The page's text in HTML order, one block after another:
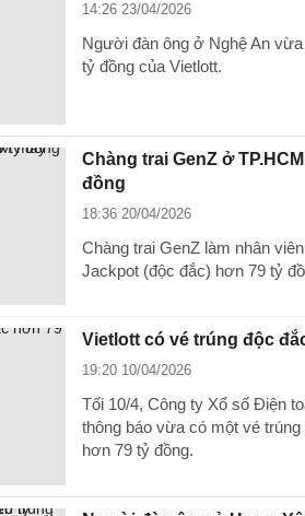
14:26 23/04/2026
Người đàn ông ở Nghệ An
tỷ đồng của Vietlott.
Chàng trai GenZ ở
đồng
18:36 20/04/2026
Chàng trai GenZ làm nhân
Jackpot (độc đắc) hơn 79 tỷ
Vietlott có vé trúng độc
19:20 10/04/2026
Tối 10/4, Công ty Xổ số Điện
thông báo vừa có một vé
hơn 79 tỷ đồng.